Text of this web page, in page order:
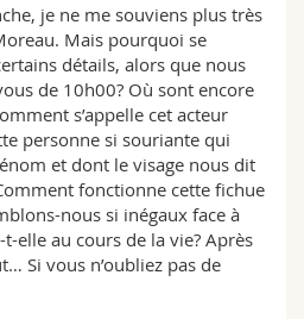
je ne me souviens plus très
Mais pourquoi se
détails, alors que nous
de 10h00? Où sont encore
s’appelle cet acteur
personne si souriante qui
et dont le visage nous dit
fonctionne cette fichue
nous si inégaux face à
elle au cours de la vie? Après
Si vous n’oubliez pas de